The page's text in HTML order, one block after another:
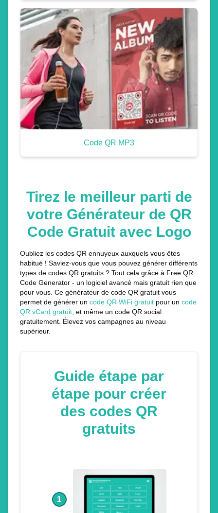
Code QR MP3
Tirez le meilleur parti de
votre Générateur de QR
Code Gratuit avec Logo
Oubliez les codes QR ennuyeux auxquels vous êtes
habitué ! Saviez-vous que vous pouvez générer différents
types de codes QR gratuits ? Tout cela grâce à Free QR
Code Generator - un logiciel avancé mais gratuit rien que
pour vous. Ce générateur de code QR gratuit vous
permet de générer un code QR WiFi gratuit pour un code
QR vCard gratuit , et même un code QR social
gratuitement. Élevez vos campagnes au niveau
supérieur.
Guide étape par
étape pour créer
des codes QR
gratuits
1